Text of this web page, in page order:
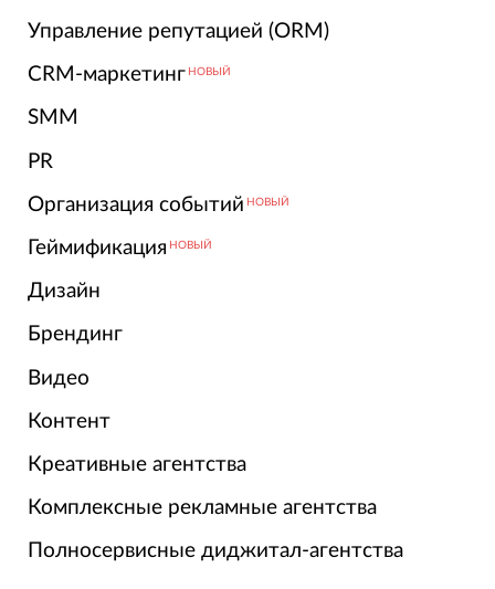
Управление репутацией (ORM)
CRM-маркетинг НОВЫЙ
SMM
PR
Организация событий НОВЫЙ
Геймификация НОВЫЙ
Дизайн
Брендинг
Видео
Контент
Креативные агентства
Комплексные рекламные агентства
Полносервисные диджитал-агентства